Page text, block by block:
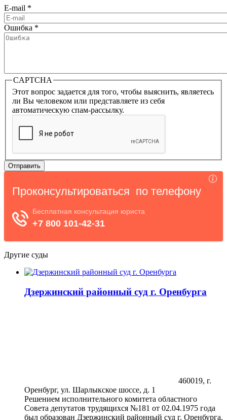
E-mail *
Ошибка *
CAPTCHA
Этот вопрос задается для того, чтобы выяснить, являетесь
ли Вы человеком или представляете из себя
автоматическую спам-рассылку.
Другие суды
Дзержинский районный суд г. Оренбурга
460019, г.
Оренбург, ул. Шарлыкское шоссе, д. 1
Решением исполнительного комитета областного
Совета депутатов трудящихся №181 от 02.04.1975 года
был образован Дзержинский районный суд г. Оренбурга.